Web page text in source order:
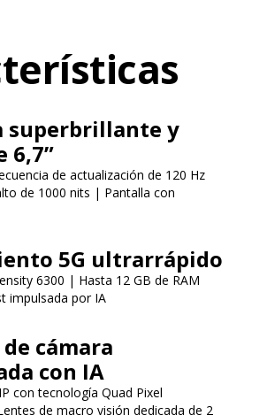
superbrillante y
6,7”
de actualización de 120 Hz
de 1000 nits | Pantalla con
5G ultrarrápido
6300 | Hasta 12 GB de RAM
impulsada por IA
cámara
con IA
con tecnología Quad Pixel
de macro visión dedicada de 2